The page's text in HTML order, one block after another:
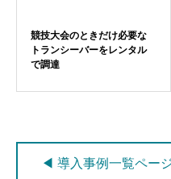
競技大会のときだけ必要な
トランシーバーをレンタル
で調達
◀ 導入事例一覧ペー